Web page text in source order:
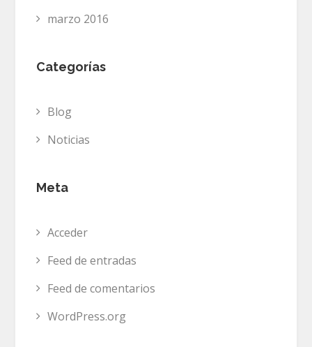
marzo 2016
Categorías
Blog
Noticias
Meta
Acceder
Feed de entradas
Feed de comentarios
WordPress.org